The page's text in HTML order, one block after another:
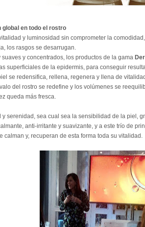
global en todo el rostro
y luminosidad sin comprometer la
los rasgos se desarrugan.
suaves y concentrados, los productos de la gama
superficiales de la epidermis, para conseguir
se redensifica, rellena, regenera y llena de
del rostro se redefine y los volúmenes se
queda más fresca.
y serenidad, sea cual sea la sensibilidad de la piel,
anti-irritante y suavizante, y a este trío de
calman y, recuperan de esta forma toda su vitalidad.